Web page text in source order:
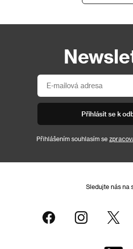
Přihlásit se k
Přihlášením souhlasím se
Sledujte nás na